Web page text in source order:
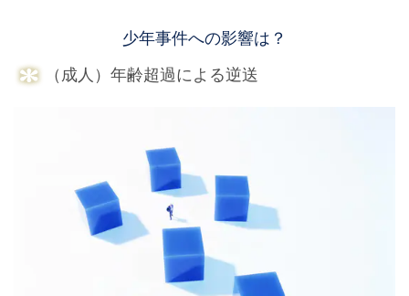
少年事件への影響は？
（成人）年齢超過による逆送